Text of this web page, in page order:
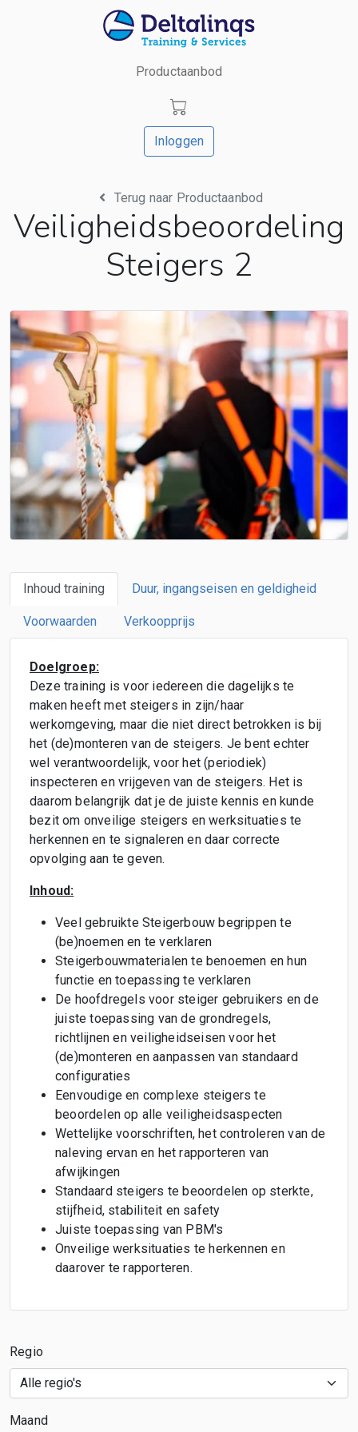
Productaanbod
Inloggen
Terug naar Productaanbod
Veiligheidsbeoordeling
Steigers 2
Inhoud training Duur, ingangseisen en geldigheid
Voorwaarden Verkoopprijs
Doelgroep:
Deze training is voor iedereen die dagelijks te
maken heeft met steigers in zijn/haar
werkomgeving, maar die niet direct betrokken is bij
het (de)monteren van de steigers. Je bent echter
wel verantwoordelijk, voor het (periodiek)
inspecteren en vrijgeven van de steigers. Het is
daarom belangrijk dat je de juiste kennis en kunde
bezit om onveilige steigers en werksituaties te
herkennen en te signaleren en daar correcte
opvolging aan te geven.
Inhoud:
Veel gebruikte Steigerbouw begrippen te
(be)noemen en te verklaren
Steigerbouwmaterialen te benoemen en hun
functie en toepassing te verklaren
De hoofdregels voor steiger gebruikers en de
juiste toepassing van de grondregels,
richtlijnen en veiligheidseisen voor het
(de)monteren en aanpassen van standaard
configuraties
Eenvoudige en complexe steigers te
beoordelen op alle veiligheidsaspecten
Wettelijke voorschriften, het controleren van de
naleving ervan en het rapporteren van
afwijkingen
Standaard steigers te beoordelen op sterkte,
stijfheid, stabiliteit en safety
Juiste toepassing van PBM's
Onveilige werksituaties te herkennen en
daarover te rapporteren.
Regio
Maand